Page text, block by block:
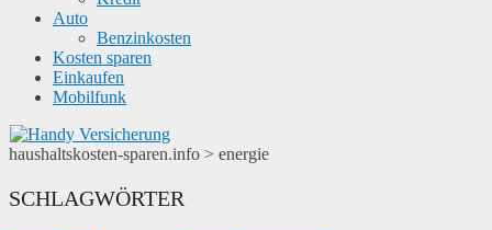
Auto
Benzinkosten
Kosten sparen
Einkaufen
Mobilfunk
haushaltskosten-sparen.info > energie
SCHLAGWÖRTER